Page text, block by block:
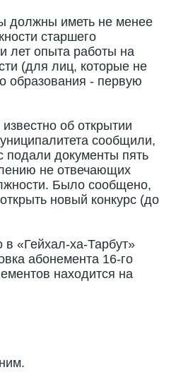
должны иметь не менее
старшего
лет опыта работы на
(для лиц, которые не
образования - первую
об открытии
сообщили,
подали документы пять
не отвечающих
Было сообщено,
новый конкурс (до
в «Гейхал-ха-Тарбут»
абонемента 16-го
находится на